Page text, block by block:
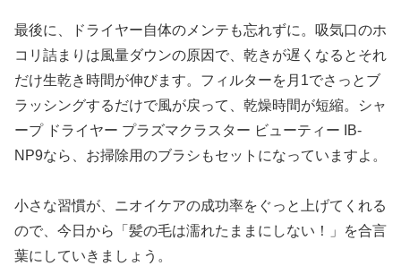
最後に、ドライヤー自体のメンテも忘れずに。吸気口のホ
コリ詰まりは風量ダウンの原因で、乾きが遅くなるとそれ
だけ生乾き時間が伸びます。フィルターを月1でさっとブ
ラッシングするだけで風が戻って、乾燥時間が短縮。シャ
ープ ドライヤー プラズマクラスター ビューティー IB-
NP9なら、お掃除用のブラシもセットになっていますよ。
小さな習慣が、ニオイケアの成功率をぐっと上げてくれる
ので、今日から「髪の毛は濡れたままにしない！」を合言
葉にしていきましょう。